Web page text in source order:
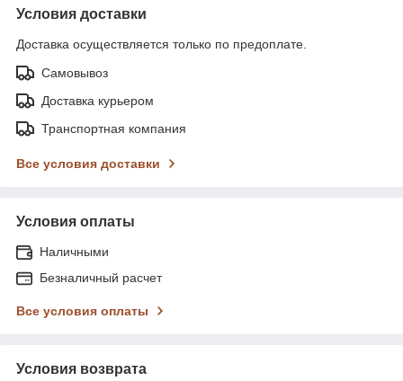
Условия доставки
Доставка осуществляется только по предоплате.
Самовывоз
Доставка курьером
Транспортная компания
Все условия доставки
Условия оплаты
Наличными
Безналичный расчет
Все условия оплаты
Условия возврата